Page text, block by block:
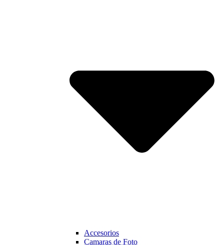
Accesorios
Camaras de Foto